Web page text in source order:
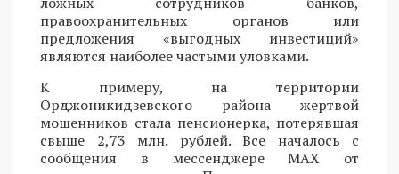
правоохранительных органов или
предложения «выгодных инвестиций»
являются наиболее частыми уловками.
К примеру, на территории
Орджоникидзевского района жертвой
мошенников стала пенсионерка, потерявшая
свыше 2,73 млн. рублей. Все началось с
сообщения в мессенджере MAX от